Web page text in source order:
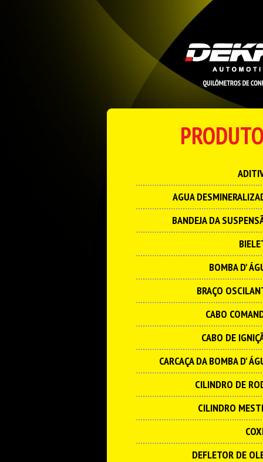
AGUA
BANDEJA DA
BOMBA D'
BRAÇO
CABO
CABO DE
CARCAÇA DA BOMBA D'
CILINDRO DE
CILINDRO
DEFLETOR DE